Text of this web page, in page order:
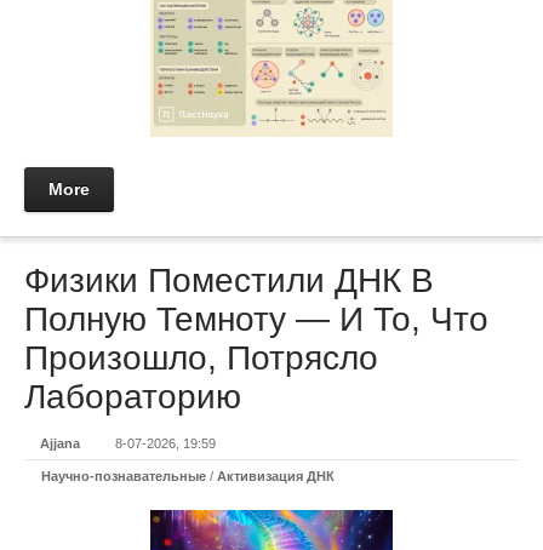
More
Физики Поместили ДНК В
Полную Темноту — И То, Что
Произошло, Потрясло
Лабораторию
Ajjana 8-07-2026, 19:59
Научно-познавательные / Активизация ДНК